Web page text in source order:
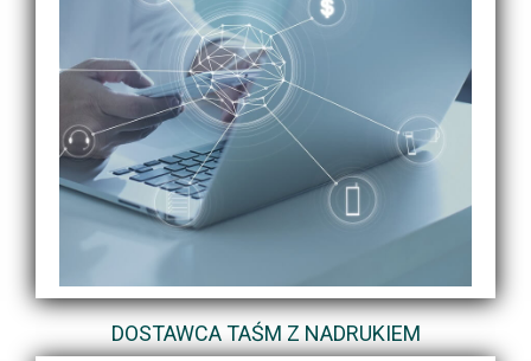
DOSTAWCA TAŚM Z NADRUKIEM